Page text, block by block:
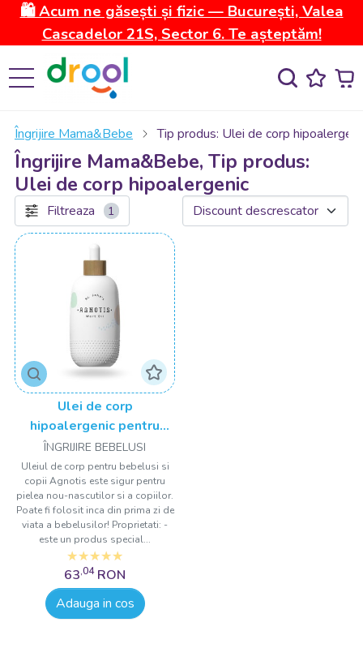
🛍️ Acum ne găsești și fizic — București, Valea
Cascadelor 21S, Sector 6. Te așteptăm!
Îngrijire Mama&Bebe Tip produs: Ulei de corp
Îngrijire Mama&Bebe, Tip produs:
Ulei de corp hipoalergenic
Filtreaza 1
Ulei de corp
hipoalergenic pentru
bebelusi si copii Agnotis
150 ml
ÎNGRIJIRE BEBELUSI
Uleiul de corp pentru bebelusi si
copii Agnotis este sigur pentru
pielea nou-nascutilor si a copiilor.
Poate fi folosit inca din prima zi de
viata a bebelusilor! Proprietati: -
este un produs special...
63,04 RON
Adauga in cos